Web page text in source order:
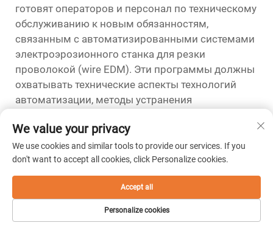
готовят операторов и персонал по техническому
обслуживанию к новым обязанностям,
связанным с автоматизированными системами
электроэрозионного станка для резки
проволокой (wire EDM). Эти программы должны
охватывать технические аспекты технологий
автоматизации, методы устранения
оптимизации, направленные на максимизацию
производительности системы. Инициативы по
управлению изменениями должны
подчёркивать преимущества автоматизации,
одновременно учитывая опасения сотрудников,
связанные с сохранностью рабочих мест и
изменением должностных функций.
We value your privacy
We use cookies and similar tools to provide our services. If you
don't want to accept all cookies, click Personalize cookies.
Personalize cookies
Accept all